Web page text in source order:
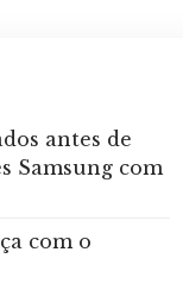
antes de
Samsung com
com o